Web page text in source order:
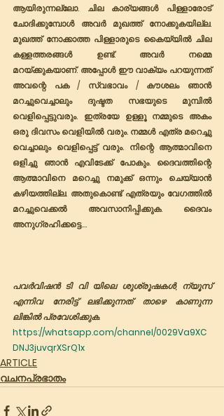
ആയിരുന്നല്ലോ. ചില കാര്യങ്ങൾ പിള്ളാരോട്
ചോദിക്കുമ്പോൾ അവർ മുഖത്ത് നോക്കുകയില്ല.
മുഖത്ത് നോക്കാത്ത പിള്ളാരുടെ കൈയ്യിൽ ചില
കള്ളത്തരങ്ങൾ ഉണ്ട്. അവർ നമ്മെ
മറയ്ക്കുകയാണ്. അപ്പോൾ ഈ വാക്യം പറയുന്നത്
അവന്റെ പക / സ്വഭാവം / കൗശലം ഞാൻ
മറച്ചുവെച്ചാലും ദുഷ്ടത സഭയുടെ മുമ്പിൽ
വെളിപ്പെട്ടുവരും. ഇത്രയേ ഉള്ളൂ നമ്മുടെ അകം
ഒരു ദിവസം വെളിയിൽ വരും. നമ്മൾ എത്ര മറെച്ചു
വെച്ചാലും വെളിപ്പെട്ട് വരും. നിന്റെ ആത്മാവിനെ
ഒളിച്ചു ഞാൻ എവിടേക്ക് പോകും. ദൈവത്തിന്റെ
ആത്മാവിനെ മറെച്ചു നമുക്ക് ഒന്നും ചെയ്യാൻ
കഴിയത്തില്ല. അതുകൊണ്ട് എത്രയും വേഗത്തിൽ
മറച്ചുവെക്കൽ അവസാനിപ്പിക്കുക. ദൈവം
അനുഗ്രഹിക്കട്ടെ….
പവർവിഷൻ ടി വി യിലെ ശുശ്രൂഷകൾ, ന്യൂസ്
എന്നിവ നേരിട്ട് ലഭിക്കുന്നത് താഴെ കാണുന്ന
ലിങ്കിൽ പ്രവേശിക്കുക.
https://whatsapp.com/channel/0029Va9XC
DNJ3juvqrXSrQ1x
ARTICLE
വചനപ്രഭാതം